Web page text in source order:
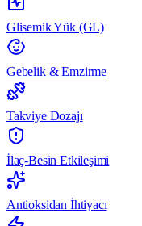
Glisemik Yük (GL)
Gebelik & Emzirme
Takviye Dozajı
İlaç-Besin Etkileşimi
Antioksidan İhtiyacı